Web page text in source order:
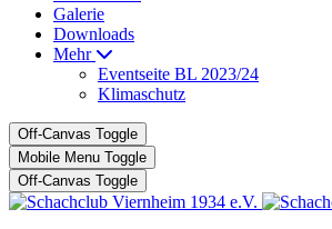
Galerie
Downloads
Mehr
Eventseite BL 2023/24
Klimaschutz
Off-Canvas Toggle
Mobile Menu Toggle
Off-Canvas Toggle